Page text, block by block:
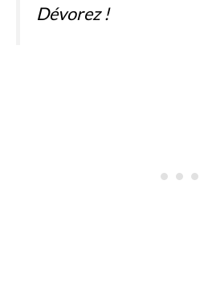
Dévorez !